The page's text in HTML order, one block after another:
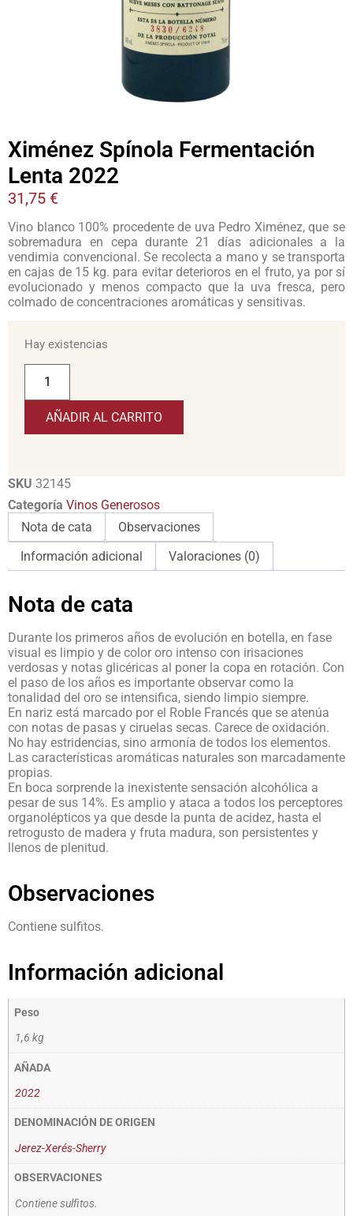
Ximénez Spínola Fermentación
Lenta 2022
31,75 €
Vino blanco 100% procedente de uva Pedro Ximénez, que se
sobremadura en cepa durante 21 días adicionales a la
vendimia convencional. Se recolecta a mano y se transporta
en cajas de 15 kg. para evitar deterioros en el fruto, ya por sí
evolucionado y menos compacto que la uva fresca, pero
colmado de concentraciones aromáticas y sensitivas.
Hay existencias
AÑADIR AL CARRITO
SKU 32145
Categoría Vinos Generosos
Nota de cata
Observaciones
Información adicional
Valoraciones (0)
Nota de cata
Durante los primeros años de evolución en botella, en fase
visual es limpio y de color oro intenso con irisaciones
verdosas y notas glicéricas al poner la copa en rotación. Con
el paso de los años es importante observar como la
tonalidad del oro se intensifica, siendo limpio siempre.
En nariz está marcado por el Roble Francés que se atenúa
con notas de pasas y ciruelas secas. Carece de oxidación.
No hay estridencias, sino armonía de todos los elementos.
Las características aromáticas naturales son marcadamente
propias.
En boca sorprende la inexistente sensación alcohólica a
pesar de sus 14%. Es amplio y ataca a todos los perceptores
organolépticos ya que desde la punta de acidez, hasta el
retrogusto de madera y fruta madura, son persistentes y
llenos de plenitud.
Observaciones
Contiene sulfitos.
Información adicional
Peso
1,6 kg
AÑADA
2022
DENOMINACIÓN DE ORIGEN
Jerez-Xerés-Sherry
OBSERVACIONES
Contiene sulfitos.